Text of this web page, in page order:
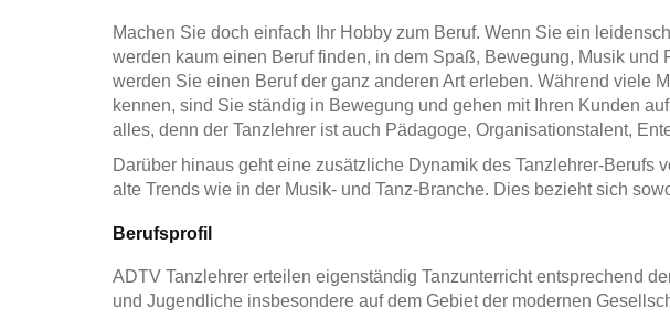
Machen Sie doch einfach Ihr Hobby zum Beruf. Wenn Sie ein
werden kaum einen Beruf finden, in dem Spaß, Bewegung, Musik
werden Sie einen Beruf der ganz anderen Art erleben. Während viele
kennen, sind Sie ständig in Bewegung und gehen mit Ihren Kunden
alles, denn der Tanzlehrer ist auch Pädagoge, Organisationstalent,
Darüber hinaus geht eine zusätzliche Dynamik des Tanzlehrer-
alte Trends wie in der Musik- und Tanz-Branche. Dies bezieht sich
Berufsprofil
ADTV Tanzlehrer erteilen eigenständig Tanzunterricht entsprechend
und Jugendliche insbesondere auf dem Gebiet der modernen